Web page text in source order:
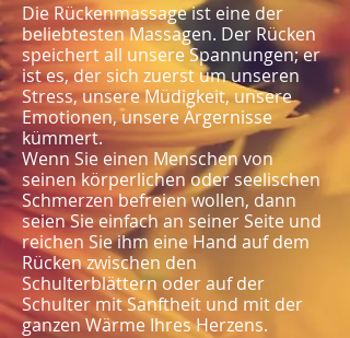
Die Rückenmassage ist eine der
beliebtesten Massagen. Der Rücken
speichert all unsere Spannungen; er
ist es, der sich zuerst um unseren
Stress, unsere Müdigkeit, unsere
Emotionen, unsere Ärgernisse
kümmert.
Wenn Sie einen Menschen von
seinen körperlichen oder seelischen
Schmerzen befreien wollen, dann
seien Sie einfach an seiner Seite und
reichen Sie ihm eine Hand auf dem
Rücken zwischen den
Schulterblättern oder auf der
Schulter mit Sanftheit und mit der
ganzen Wärme Ihres Herzens.